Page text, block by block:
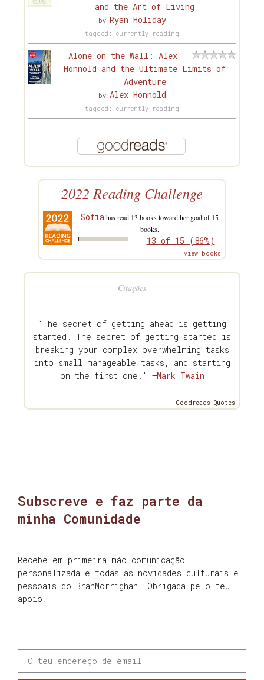
and the Art of Living
by Ryan Holiday
tagged: currently-reading
Alone on the Wall: Alex
Honnold and the Ultimate Limits of
Adventure
by Alex Honnold
tagged: currently-reading
2022 Reading Challenge
Sofia has read 13 books toward her goal of 15
books.
13 of 15 (86%)
view books
Citações
“The secret of getting ahead is getting
started. The secret of getting started is
breaking your complex overwhelming tasks
into small manageable tasks, and starting
on the first one.” —Mark Twain
Goodreads Quotes
Subscreve e faz parte da
minha Comunidade
Recebe em primeira mão comunicação
personalizada e todas as novidades culturais e
pessoais do BranMorrighan. Obrigada pelo teu
apoio!